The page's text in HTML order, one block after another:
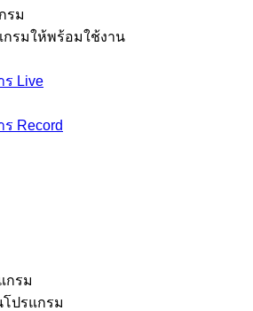
รม
กรมให้พร้อมใช้งาน
ร Live
Record
กรม
ปรแกรม